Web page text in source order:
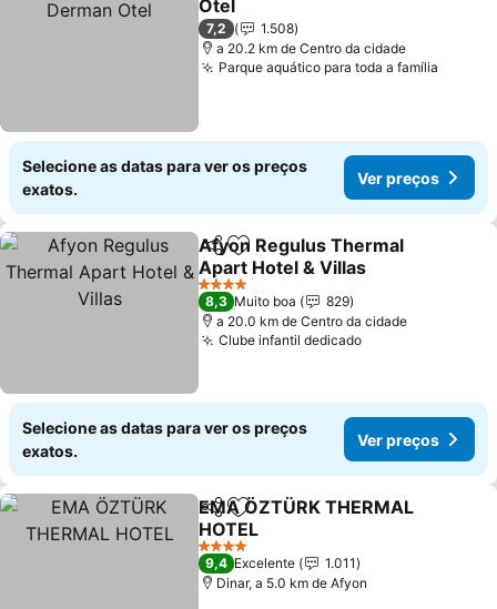
Otel
7,2
1.508
a 20.2 km de Centro da cidade
Parque aquático para toda a família
Selecione as datas para ver os preços
exatos.
Ver preços
PartilharAdicionar aos favoritos
Afyon Regulus Thermal
Apart Hotel & Villas
4 Estrelas
8,3 Muito boa
829
a 20.0 km de Centro da cidade
Clube infantil dedicado
Selecione as datas para ver os preços
exatos.
Ver preços
PartilharAdicionar aos favoritos
EMA ÖZTÜRK THERMAL
HOTEL
4 Estrelas
9,4 Excelente
1.011
Dinar, a 5.0 km de Afyon